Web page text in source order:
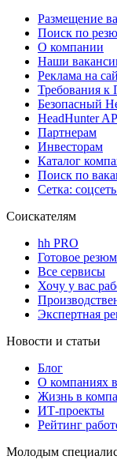
Размещение
Поиск по
О компании
Наши
Реклама на
Требования к
Безопасный
HeadHunter
Партнерам
Инвесторам
Каталог
Поиск по
Сетка:
Соискателям
hh PRO
Готовое
Все сервисы
Хочу у вас
Экспертная
Новости и статьи
Блог
О компаниях
Жизнь в
ИТ-проекты
Рейтинг
Молодым